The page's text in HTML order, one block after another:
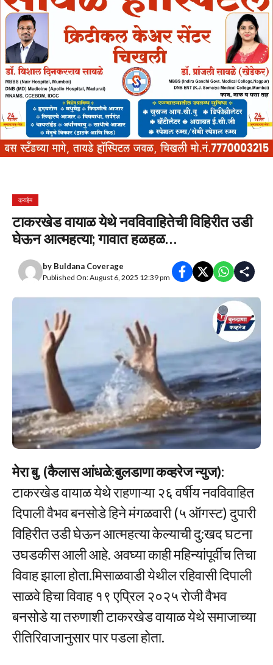
क्राईम
टाकरखेड वायाळ येथे नवविवाहितेची विहिरीत उडी
घेऊन आत्महत्या; गावात हळहळ…
by Buldana Coverage
Published On: August 6, 2025 12:39 pm
मेरा बु. (कैलास आंधळे:बुलडाणा कव्हरेज न्युज):
टाकरखेड वायाळ येथे राहणाऱ्या २६ वर्षीय नवविवाहित
दिपाली वैभव बनसोडे हिने मंगळवारी (५ ऑगस्ट) दुपारी
विहिरीत उडी घेऊन आत्महत्या केल्याची दु:खद घटना
उघडकीस आली आहे. अवघ्या काही महिन्यांपूर्वीच तिचा
विवाह झाला होता.मिसाळवाडी येथील रहिवासी दिपाली
साळवे हिचा विवाह १९ एप्रिल २०२५ रोजी वैभव
बनसोडे या तरुणाशी टाकरखेड वायाळ येथे समाजाच्या
रीतिरिवाजानुसार पार पडला होता.